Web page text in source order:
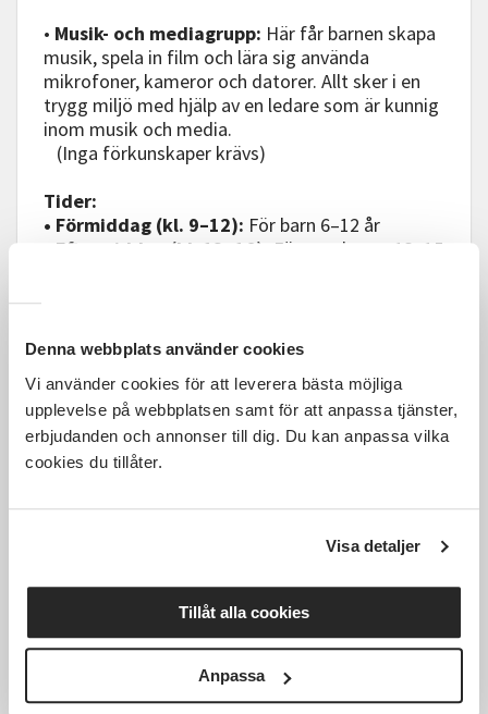
Denna webbplats använder cookies
Vi använder cookies för att leverera bästa möjliga
upplevelse på webbplatsen samt för att anpassa tjänster,
erbjudanden och annonser till dig. Du kan anpassa vilka
cookies du tillåter.
Visa detaljer
Tillåt alla cookies
Anpassa
• Musik- och mediagrupp: Här får barnen skapa
musik, spela in film och lära sig använda
mikrofoner, kameror och datorer. Allt sker i en
trygg miljö med hjälp av en ledare som är kunnig
inom musik och media.
(Inga förkunskaper krävs)
Tider:
• Förmiddag (kl. 9–12): För barn 6–12 år
• Eftermiddag (kl. 13–16):
För ungdomar 13–15
hitta nya intressen och träffa nya vänner – i en
trygg miljö med vuxna på plats hela tiden. Det
här är en del av en större satsning i Navestad
som vi vill ska fortsätta även efter sommaren.
Kontakter